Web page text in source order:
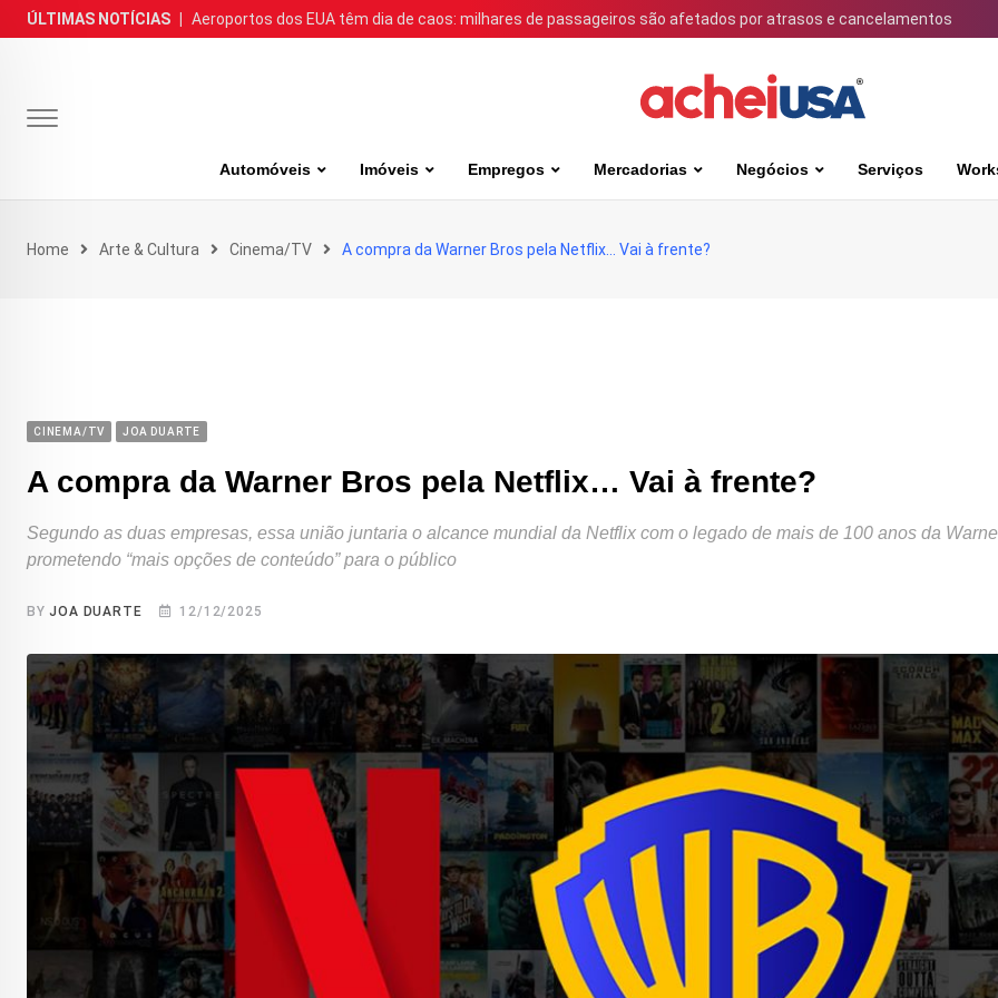
Skip
to
ÚLTIMAS NOTÍCIAS Aeroportos dos EUA têm dia de caos: milhares de passageiros são afetados por atrasos e cancelamentos
Automóveis Imóveis Empregos Mercadorias Negócios Serviços
Home Arte & Cultura Cinema/TV A compra da Warner Bros pela Netflix… Vai à frente?
CINEMA/TV JOA DUARTE
A compra da Warner Bros pela Netflix… Vai à frente?
Segundo as duas empresas, essa união juntaria o alcance mundial da Netflix com o legado de mais de 100 anos da
prometendo “mais opções de conteúdo” para o público
BYJOA DUARTE 12/12/2025